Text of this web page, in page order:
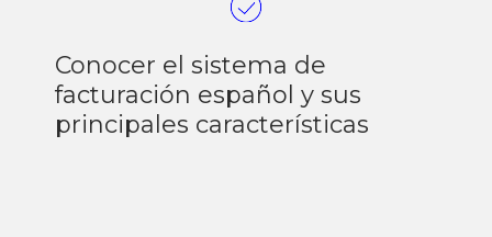
Conocer el sistema de
facturación español y sus
principales características